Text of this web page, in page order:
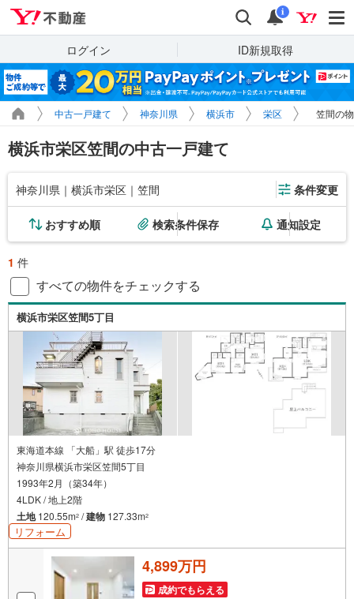
検索 通知
i
ログイン ID新規取得
中古一戸建て 神奈川県 横浜市 栄区 笠間の
横浜市栄区笠間の中古一戸建て
神奈川県｜横浜市栄区｜笠間 条件変更
おすすめ順 検索条件保存 通知設定
1 件
すべての物件をチェックする
横浜市栄区笠間5丁目
東海道本線 「大船」駅 徒歩17分
神奈川県横浜市栄区笠間5丁目
1993年2月（築34年）
4LDK / 地上2階
土地120.55m2 /建物 127.33m2
リフォーム
4,899万円
成約でもらえる